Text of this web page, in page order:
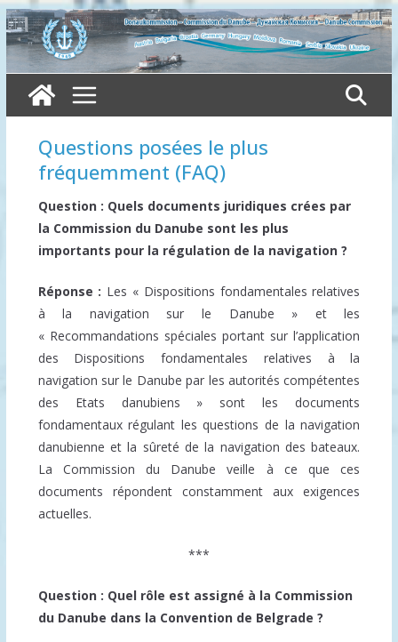
Skip
to
content
Questions posées le plus
fréquemment (FAQ)
Question : Quels documents juridiques crées par
la Commission du Danube sont les plus
importants pour la régulation de la navigation ?
Réponse : Les « Dispositions fondamentales relatives
à la navigation sur le Danube » et les
« Recommandations spéciales portant sur l’application
des Dispositions fondamentales relatives à la
navigation sur le Danube par les autorités compétentes
des Etats danubiens » sont les documents
fondamentaux régulant les questions de la navigation
danubienne et la sûreté de la navigation des bateaux.
La Commission du Danube veille à ce que ces
documents répondent constamment aux exigences
actuelles.
***
Question : Quel rôle est assigné à la Commission
du Danube dans la Convention de Belgrade ?